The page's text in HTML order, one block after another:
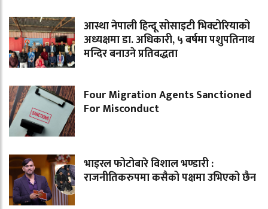
आस्था नेपाली हिन्दू सोसाइटी भिक्टोरियाको
अध्यक्षमा डा. अधिकारी, ५ बर्षमा पशुपतिनाथ
मन्दिर बनाउने प्रतिवद्धता
Four Migration Agents Sanctioned
For Misconduct
भाइरल फोटोबारे विशाल भण्डारी :
राजनीतिकरुपमा कसैको पक्षमा उभिएको छैन